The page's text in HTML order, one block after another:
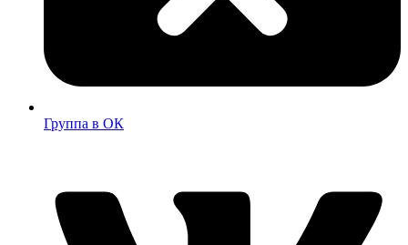
Группа в ОК